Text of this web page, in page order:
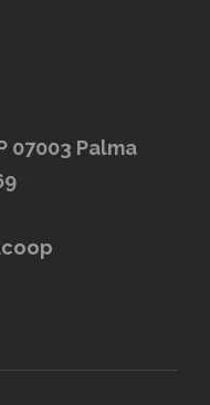
07003 Palma